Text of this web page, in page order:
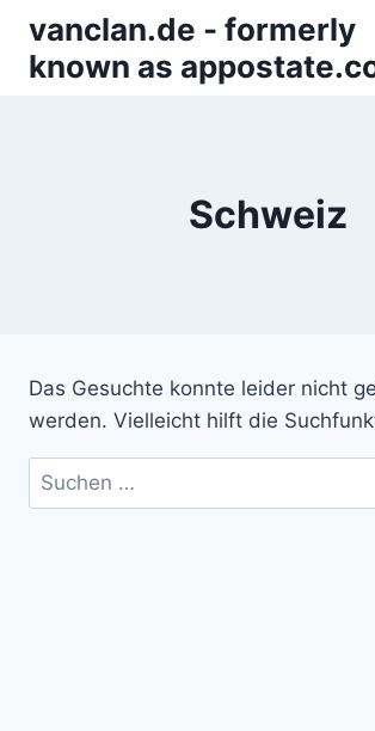
Inhalt
springen
vanclan.de - formerly
known as
Schweiz
Das Gesuchte konnte leider nicht
werden. Vielleicht hilft die
Suchen
nach: